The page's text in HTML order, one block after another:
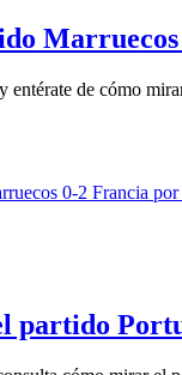
de cómo
partido